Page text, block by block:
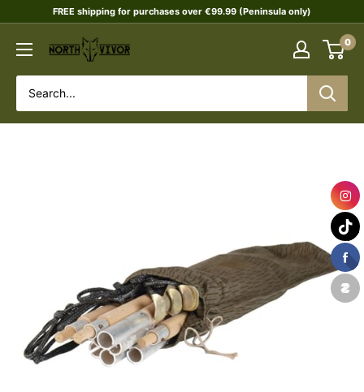
content
FREE shipping for purchases over €99.99 (Peninsula only)
NORTHVIVOR 0